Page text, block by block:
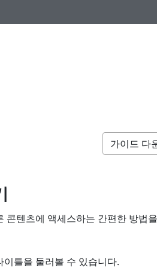
가이드 다
텐츠에 액세스하는 간편한 방법
틀을 둘러볼 수 있습니다.